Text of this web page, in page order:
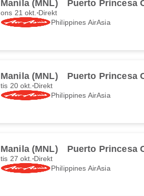
Manila (MNL) Puerto Princesa
ons 21 okt. Direkt
Philippines AirAsia
Manila (MNL) Puerto Princesa
tis 20 okt. Direkt
Philippines AirAsia
Manila (MNL) Puerto Princesa
tis 27 okt. Direkt
Philippines AirAsia